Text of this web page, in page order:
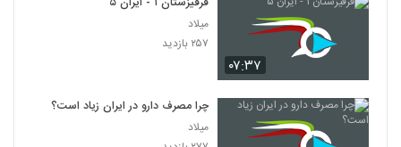
۰۷:۳۷
میلاد
۲۵۷ بازدید
چرا مصرف دارو در ایران زیاد است؟
میلاد